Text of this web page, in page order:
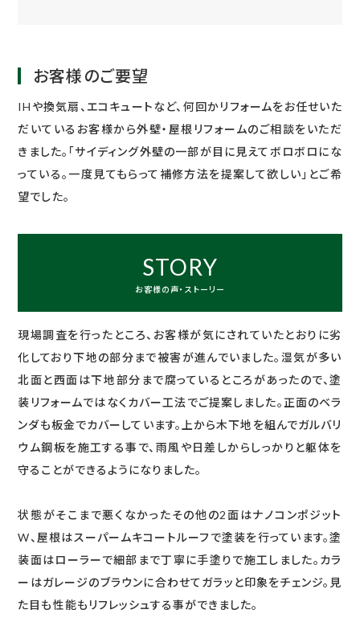
お客様のご要望
IHや換気扇、エコキュートなど、何回かリフォームをお任せいた
だいているお客様から外壁・屋根リフォームのご相談をいただ
きました。「サイディング外壁の一部が目に見えてボロボロにな
っている。一度見てもらって補修方法を提案して欲しい」とご希
望でした。
STORY
お客様の声・ストーリー
現場調査を行ったところ、お客様が気にされていたとおりに劣
化しており下地の部分まで被害が進んでいました。湿気が多い
北面と西面は下地部分まで腐っているところがあったので、塗
装リフォームではなくカバー工法でご提案しました。正面のベラ
ンダも板金でカバーしています。上から木下地を組んでガルバリ
ウム鋼板を施工する事で、雨風や日差しからしっかりと躯体を
守ることができるようになりました。
状態がそこまで悪くなかったその他の2面はナノコンポジット
W、屋根はスーパームキコートルーフで塗装を行っています。塗
装面はローラーで細部まで丁寧に手塗りで施工しました。カラ
ーはガレージのブラウンに合わせてガラッと印象をチェンジ。見
た目も性能もリフレッシュする事ができました。